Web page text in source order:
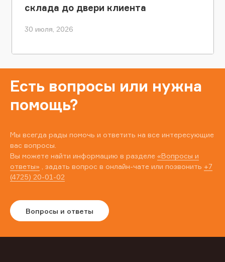
склада до двери клиента
30 июля, 2026
Есть вопросы или нужна
помощь?
Мы всегда рады помочь и ответить на все интересующие
вас вопросы.
Вы можете найти информацию в разделе «Вопросы и
ответы» , задать вопрос в онлайн-чате или позвонить +7
(4725) 20-01-02
Вопросы и ответы